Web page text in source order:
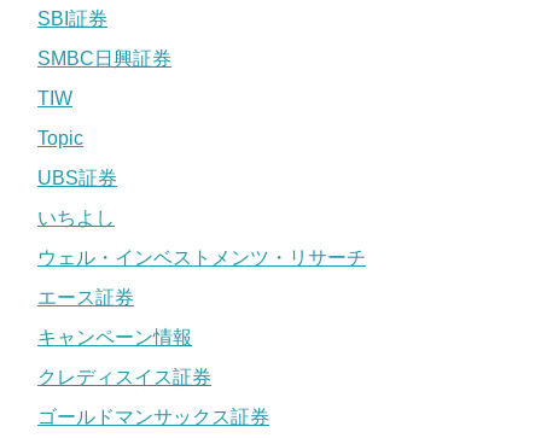
SBI証券
SMBC日興証券
TIW
Topic
UBS証券
いちよし
ウェル・インベストメンツ・リサーチ
エース証券
キャンペーン情報
クレディスイス証券
ゴールドマンサックス証券